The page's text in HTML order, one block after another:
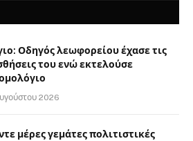
Οδηγός λεωφορείου έχασε τις
του ενώ εκτελούσε
2026
μέρες γεμάτες πολιτιστικές